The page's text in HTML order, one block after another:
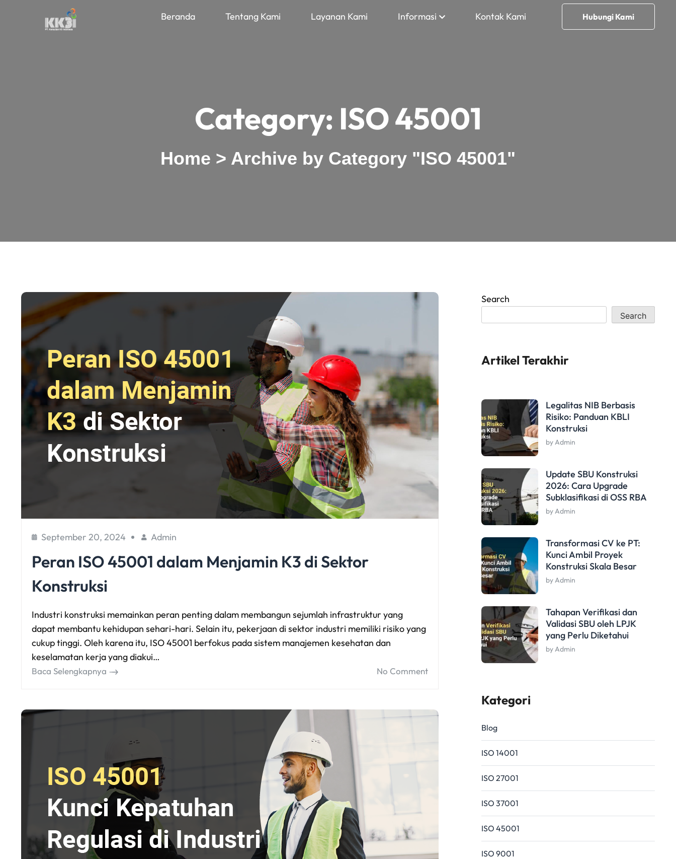
Beranda Tentang Kami Layanan Kami Informasi Kontak Kami Hubungi Kami
Category: ISO 45001
Home > Archive by Category "ISO 45001"
September 20, 2024 Admin
Peran ISO 45001 dalam Menjamin K3 di Sektor
Konstruksi
Industri konstruksi memainkan peran penting dalam membangun sejumlah infrastruktur yang
dapat membantu kehidupan sehari-hari. Selain itu, pekerjaan di sektor industri memiliki risiko yang
cukup tinggi. Oleh karena itu, ISO 45001 berfokus pada sistem manajemen kesehatan dan
keselamatan kerja yang diakui…
Baca Selengkapnya No Comment
Search
Search
Artikel Terakhir
Legalitas NIB Berbasis
Risiko: Panduan KBLI
Konstruksi
by Admin
Update SBU Konstruksi
2026: Cara Upgrade
Subklasifikasi di OSS RBA
by Admin
Transformasi CV ke PT:
Kunci Ambil Proyek
Konstruksi Skala Besar
by Admin
Tahapan Verifikasi dan
Validasi SBU oleh LPJK
yang Perlu Diketahui
by Admin
Kategori
Blog
ISO 14001
ISO 27001
ISO 37001
ISO 45001
ISO 9001